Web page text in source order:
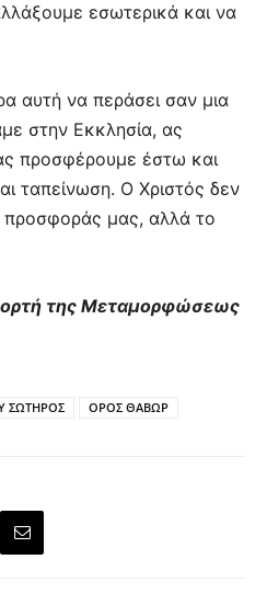
εσωτερικά και να
αυτή να περάσει σαν μια
στην Εκκλησία, ας
προσφέρουμε έστω και
ταπείνωση. Ο Χριστός δεν
προσφοράς μας, αλλά το
της Μεταμορφώσεως
ΣΩΤΗΡΟΣ ΟΡΟΣ ΘΑΒΩΡ